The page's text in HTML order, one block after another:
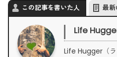
この記事を書いた人 最
Life
Life Hugger（